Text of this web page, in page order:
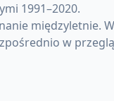
1991–2020.
międzyletnie.
w